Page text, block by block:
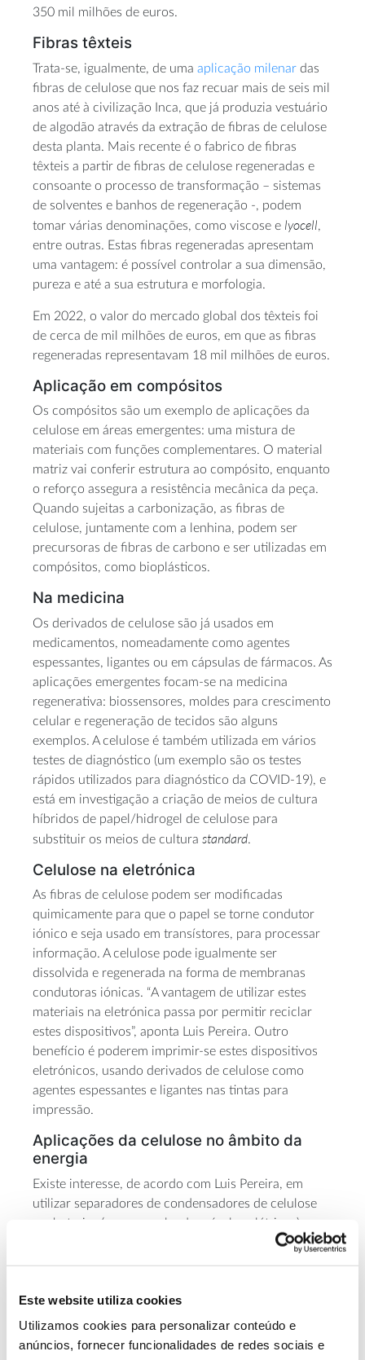
Este website utiliza cookies
Utilizamos cookies para personalizar conteúdo e
anúncios, fornecer funcionalidades de redes sociais e
350 mil milhões de euros.
Fibras têxteis
Trata-se, igualmente, de uma aplicação milenar das
fibras de celulose que nos faz recuar mais de seis mil
anos até à civilização Inca, que já produzia vestuário
de algodão através da extração de fibras de celulose
desta planta. Mais recente é o fabrico de fibras
têxteis a partir de fibras de celulose regeneradas e
consoante o processo de transformação – sistemas
de solventes e banhos de regeneração -, podem
tomar várias denominações, como viscose e lyocell,
entre outras. Estas fibras regeneradas apresentam
uma vantagem: é possível controlar a sua dimensão,
pureza e até a sua estrutura e morfologia.
Em 2022, o valor do mercado global dos têxteis foi
de cerca de mil milhões de euros, em que as fibras
regeneradas representavam 18 mil milhões de euros.
Aplicação em compósitos
Os compósitos são um exemplo de aplicações da
celulose em áreas emergentes: uma mistura de
materiais com funções complementares. O material
matriz vai conferir estrutura ao compósito, enquanto
o reforço assegura a resistência mecânica da peça.
Quando sujeitas a carbonização, as fibras de
celulose, juntamente com a lenhina, podem ser
precursoras de fibras de carbono e ser utilizadas em
compósitos, como bioplásticos.
Na medicina
Os derivados de celulose são já usados em
medicamentos, nomeadamente como agentes
espessantes, ligantes ou em cápsulas de fármacos. As
aplicações emergentes focam-se na medicina
regenerativa: biossensores, moldes para crescimento
celular e regeneração de tecidos são alguns
exemplos. A celulose é também utilizada em vários
testes de diagnóstico (um exemplo são os testes
rápidos utilizados para diagnóstico da COVID-19), e
está em investigação a criação de meios de cultura
híbridos de papel/hidrogel de celulose para
substituir os meios de cultura standard.
Celulose na eletrónica
As fibras de celulose podem ser modificadas
quimicamente para que o papel se torne condutor
iónico e seja usado em transístores, para processar
informação. A celulose pode igualmente ser
dissolvida e regenerada na forma de membranas
condutoras iónicas. “A vantagem de utilizar estes
materiais na eletrónica passa por permitir reciclar
estes dispositivos”, aponta Luis Pereira. Outro
benefício é poderem imprimir-se estes dispositivos
eletrónicos, usando derivados de celulose como
agentes espessantes e ligantes nas tintas para
impressão.
Aplicações da celulose no âmbito da
energia
Existe interesse, de acordo com Luis Pereira, em
utilizar separadores de condensadores de celulose
em baterias (por exemplo, de veículos elétricos), em
substituição de matérias-primas críticas. Esses
entrem em curto-circuito são, atualmente, feitos com
material de origem fóssil. Como sublinha Luis
Pereira, “a incorporação de materiais de origem